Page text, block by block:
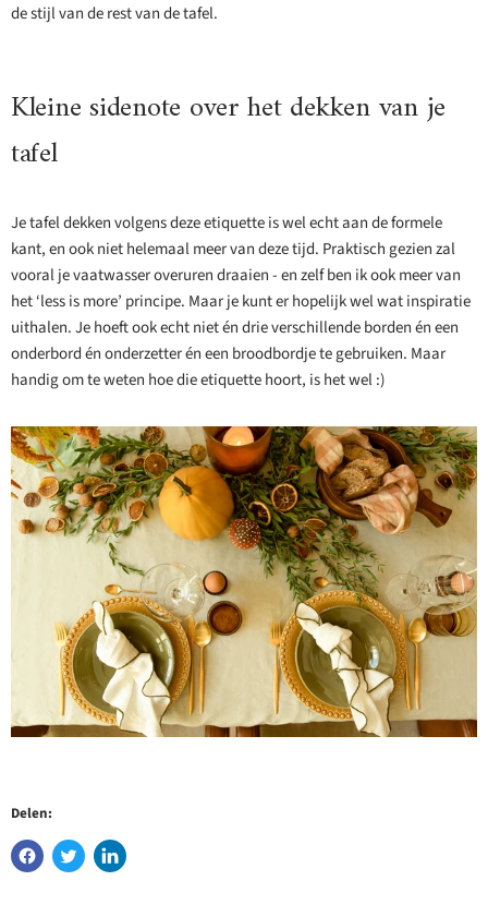
de stijl van de rest van de tafel.
Kleine sidenote over het dekken van je
tafel
Je tafel dekken volgens deze etiquette is wel echt aan de formele
kant, en ook niet helemaal meer van deze tijd. Praktisch gezien zal
vooral je vaatwasser overuren draaien - en zelf ben ik ook meer van
het ‘less is more’ principe. Maar je kunt er hopelijk wel wat inspiratie
uithalen. Je hoeft ook echt niet én drie verschillende borden én een
onderbord én onderzetter én een broodbordje te gebruiken. Maar
handig om te weten hoe die etiquette hoort, is het wel :)
Delen: